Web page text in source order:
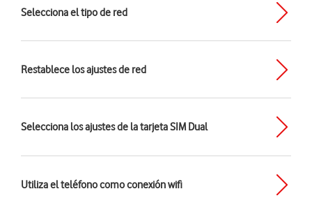
Selecciona el tipo de red
Restablece los ajustes de red
Selecciona los ajustes de la tarjeta SIM Dual
Utiliza el teléfono como conexión wifi